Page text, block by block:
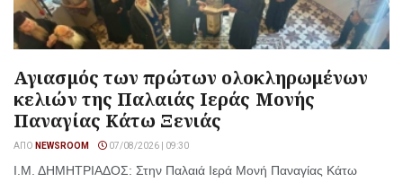
Αγιασμός των πρώτων ολοκληρωμένων
κελιών της Παλαιάς Ιεράς Μονής
Παναγίας Κάτω Ξενιάς
ΑΠΌ NEWSROOM 07/08/2026 | 09:30
Ι.Μ. ΔΗΜΗΤΡΙΑΔΟΣ: Στην Παλαιά Ιερά Μονή Παναγίας Κάτω